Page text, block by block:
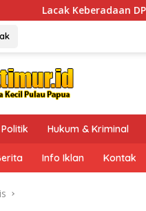
KKB Tembagapura,
Politik Hukum & Kriminal
Info Iklan Kontak